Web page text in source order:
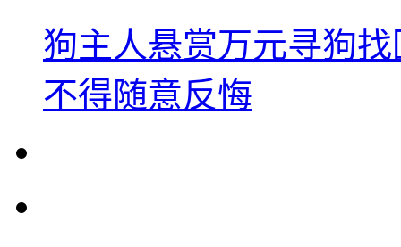
狗主人悬赏万元寻狗
不得随意反悔